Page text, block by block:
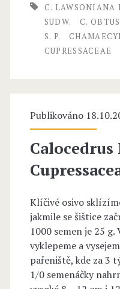
C
u
p
s
s
a
e
a
e
A
E
A
R
I
S
p
a
c
C. LAWSONIANA
SUDW.
C.
S. P.
CUPRESSACEAE
Publikováno
Calocedrus
Klíčivé osivo
jakmile se šištice
1000 semen je 25
vyklepeme a
pařeniště, kde za 3
1/0 semenáčky